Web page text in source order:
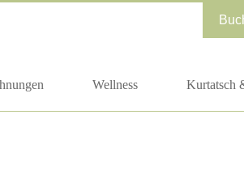
Wellness Kurtatsch